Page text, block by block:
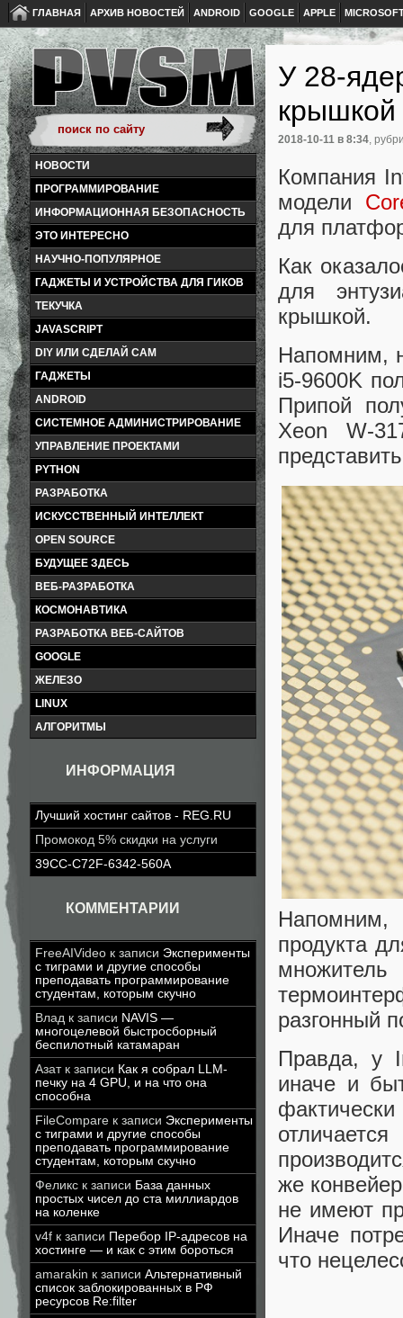
ГЛАВНАЯ АРХИВ НОВОСТЕЙ ANDROID GOOGLE APPLE
НОВОСТИ
ПРОГРАММИРОВАНИЕ
ИНФОРМАЦИОННАЯ БЕЗОПАСНОСТЬ
ЭТО ИНТЕРЕСНО
НАУЧНО-ПОПУЛЯРНОЕ
ГАДЖЕТЫ И УСТРОЙСТВА ДЛЯ ГИКОВ
ТЕКУЧКА
JAVASCRIPT
DIY ИЛИ СДЕЛАЙ САМ
ГАДЖЕТЫ
ANDROID
СИСТЕМНОЕ АДМИНИСТРИРОВАНИЕ
УПРАВЛЕНИЕ ПРОЕКТАМИ
PYTHON
РАЗРАБОТКА
ИСКУССТВЕННЫЙ ИНТЕЛЛЕКТ
OPEN SOURCE
БУДУЩЕЕ ЗДЕСЬ
ВЕБ-РАЗРАБОТКА
КОСМОНАВТИКА
РАЗРАБОТКА ВЕБ-САЙТОВ
GOOGLE
ЖЕЛЕЗО
LINUX
АЛГОРИТМЫ
ИНФОРМАЦИЯ
Лучший хостинг сайтов - REG.RU
Промокод 5% скидки на услуги
39CC-C72F-6342-560A
КОММЕНТАРИИ
FreeAIVideo к записи Эксперименты
с тиграми и другие способы
преподавать программирование
студентам, которым скучно
Влад к записи NAVIS —
многоцелевой быстросборный
беспилотный катамаран
Азатк записи Как я собрал LLM-
печку на 4 GPU, и на что она
способна
FileCompare к записи Эксперименты
с тиграми и другие способы
преподавать программирование
студентам, которым скучно
Феликс к записи База данных
простых чисел до ста миллиардов
на коленке
v4f к записи Перебор IP-адресов на
хостинге — и как с этим бороться
amarakin к записи Альтернативный
список заблокированных в РФ
ресурсов Re:filter
У 28-
крышкой
2018-10-11 в 8:34,
Компания
модели
для
Как
для
крышкой.
Напомним,
i5-9600K
Припой
Xeon W-
Напомним,
продукта
разгонный
Правда, у
иначе и
же
не имеют
Иначе
что